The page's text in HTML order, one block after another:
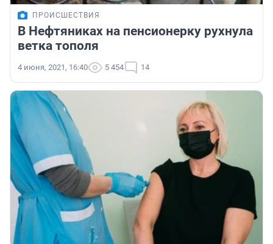
ПРОИСШЕСТВИЯ
В Нефтяниках на пенсионерку рухнула
ветка тополя
4 июня, 2021, 16:40 5 454 14